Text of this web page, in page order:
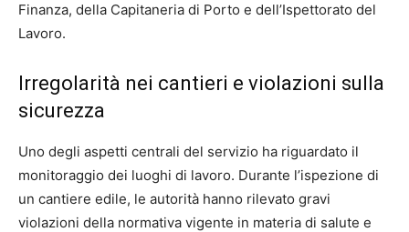
Finanza, della Capitaneria di Porto e dell’Ispettorato del
Lavoro.
Irregolarità nei cantieri e violazioni sulla
sicurezza
Uno degli aspetti centrali del servizio ha riguardato il
monitoraggio dei luoghi di lavoro. Durante l’ispezione di
un cantiere edile, le autorità hanno rilevato gravi
violazioni della normativa vigente in materia di salute e